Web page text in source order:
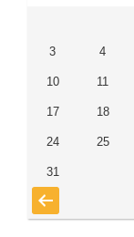
3 4
10 11
17 18
24 25
31
« 7月